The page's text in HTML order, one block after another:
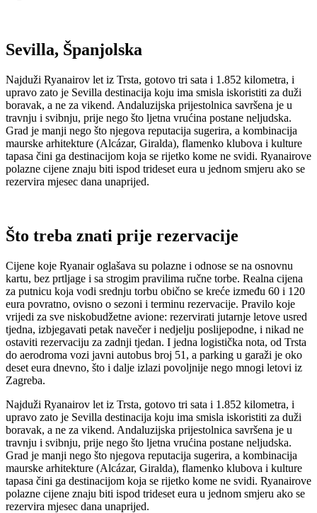
Sevilla, Španjolska
Najduži Ryanairov let iz Trsta, gotovo tri sata i 1.852 kilometra, i
upravo zato je Sevilla destinacija koju ima smisla iskoristiti za duži
boravak, a ne za vikend. Andaluzijska prijestolnica savršena je u
travnju i svibnju, prije nego što ljetna vrućina postane neljudska.
Grad je manji nego što njegova reputacija sugerira, a kombinacija
maurske arhitekture (Alcázar, Giralda), flamenko klubova i kulture
tapasa čini ga destinacijom koja se rijetko kome ne svidi. Ryanairove
polazne cijene znaju biti ispod trideset eura u jednom smjeru ako se
rezervira mjesec dana unaprijed.
Što treba znati prije rezervacije
Cijene koje Ryanair oglašava su polazne i odnose se na osnovnu
kartu, bez prtljage i sa strogim pravilima ručne torbe. Realna cijena
za putnicu koja vodi srednju torbu obično se kreće između 60 i 120
eura povratno, ovisno o sezoni i terminu rezervacije. Pravilo koje
vrijedi za sve niskobudžetne avione: rezervirati jutarnje letove usred
tjedna, izbjegavati petak navečer i nedjelju poslijepodne, i nikad ne
ostaviti rezervaciju za zadnji tjedan. I jedna logistička nota, od Trsta
do aerodroma vozi javni autobus broj 51, a parking u garaži je oko
deset eura dnevno, što i dalje izlazi povoljnije nego mnogi letovi iz
Zagreba.
Najduži Ryanairov let iz Trsta, gotovo tri sata i 1.852 kilometra, i
upravo zato je Sevilla destinacija koju ima smisla iskoristiti za duži
boravak, a ne za vikend. Andaluzijska prijestolnica savršena je u
travnju i svibnju, prije nego što ljetna vrućina postane neljudska.
Grad je manji nego što njegova reputacija sugerira, a kombinacija
maurske arhitekture (Alcázar, Giralda), flamenko klubova i kulture
tapasa čini ga destinacijom koja se rijetko kome ne svidi. Ryanairove
polazne cijene znaju biti ispod trideset eura u jednom smjeru ako se
rezervira mjesec dana unaprijed.